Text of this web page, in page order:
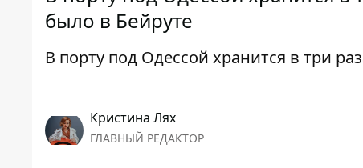
было в Бейруте
В порту под Одессой хранится в три
Кристина Лях
ГЛАВНЫЙ РЕДАКТОР